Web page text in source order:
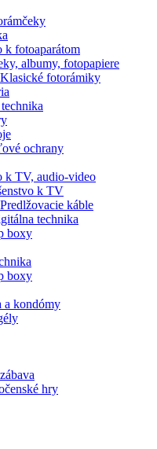
k fotoaparátom
albumy, fotopapiere
Klasické fotorámiky
ochrany
k TV, audio-video
k TV
Predlžovacie káble
technika
boxy
boxy
a kondómy
hry